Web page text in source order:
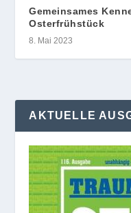
Gemeinsames
Osterfrühstück
8. Mai 2023
AKTUELLE